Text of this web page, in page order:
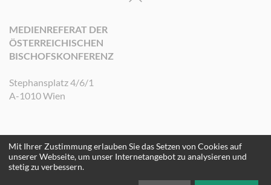
MEDIENREFERAT DER
ÖSTERREICHISCHEN
BISCHOFSKONFERENZ
Stephansplatz 4/6/1
A-1010 Wien
©2026 Medienreferat der Österreichischen Bischofskonferenz. Alle Rechte
vorbehalten.
Mit Ihrer Zustimmung erlauben Sie das Setzen von Cookies auf
unserer Webseite, um unser Internetangebot zu analysieren und
stetig zu verbessern.